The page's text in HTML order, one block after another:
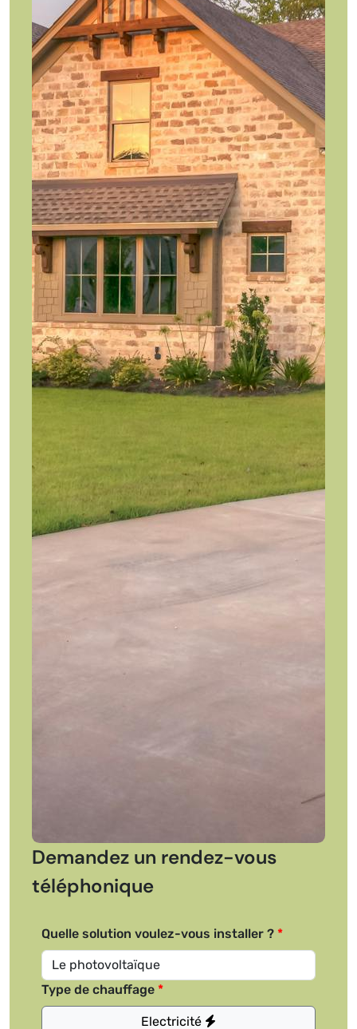
Demandez un rendez-vous
téléphonique
Quelle solution voulez-vous installer ?
Type de chauffage
Electricité